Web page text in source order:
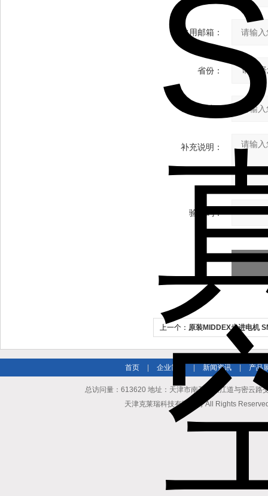
常用邮箱：
省份：
详细地址：
补充说明：
验证码：
上一个： 原装MIDDEX步进电机
首页 企业简介 新闻资讯 产品
总访问量：613620 地址：天津市南开区长江道与密云
天津克莱瑞科技有限公司 All Rights